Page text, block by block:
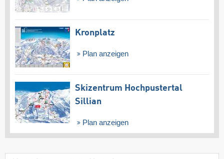
Kronplatz
Plan anzeigen
Skizentrum Hochpustertal
Sillian
Plan anzeigen